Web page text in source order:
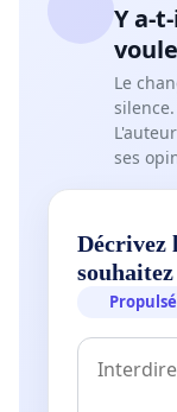
Y a-
Le
silence.
ses
Décrivez